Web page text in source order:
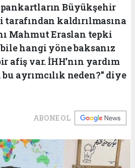
pankartların Büyükşehir
kaldırılmasına
Mahmut Eraslan tepki
hangi yöne baksanız
afiş var. İHH’nın yardım
ayrımcılık neden?" diye
ABONE OL